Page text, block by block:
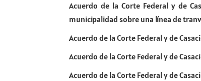
Acuerdo de la Corte Federal y de
municipalidad sobre una línea de
Acuerdo de la Corte Federal y de
Acuerdo de la Corte Federal y de
Acuerdo de la Corte Federal y de